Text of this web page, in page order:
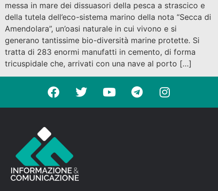
messa in mare dei dissuasori della pesca a strascico e
della tutela dell’eco-sistema marino della nota “Secca di
Amendolara”, un’oasi naturale in cui vivono e si
generano tantissime bio-diversità marine protette. Si
tratta di 283 enormi manufatti in cemento, di forma
tricuspidale che, arrivati con una nave al porto […]